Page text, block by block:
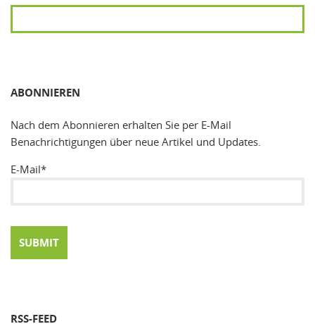
ABONNIEREN
Nach dem Abonnieren erhalten Sie per E-Mail
Benachrichtigungen über neue Artikel und Updates.
E-Mail*
RSS-FEED